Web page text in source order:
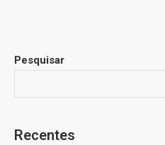
Pesquisar
Recentes